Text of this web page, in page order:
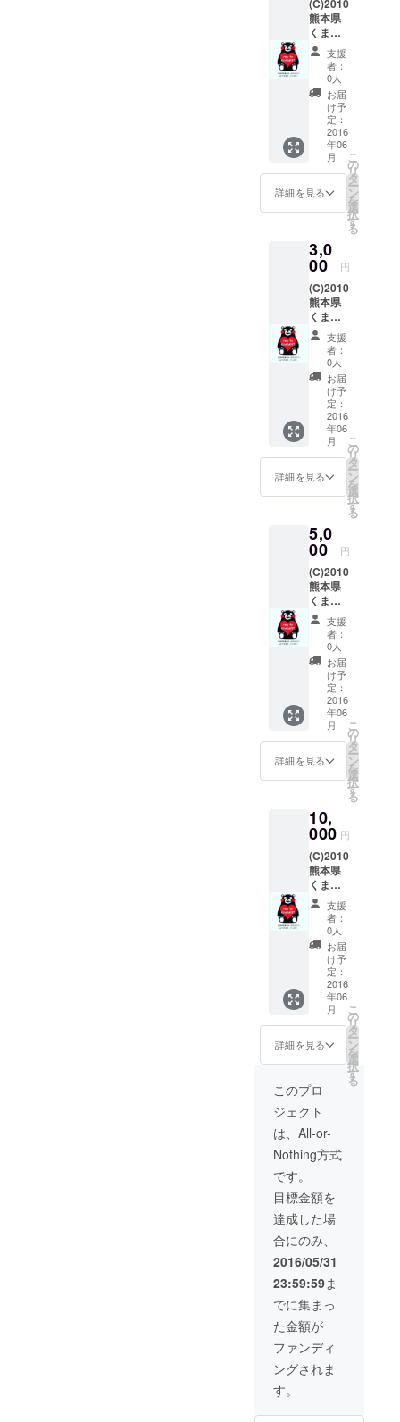
(C)2010
熊本県
くまモ
ン#熊本
支援支援
者：
0人
お届
け予
定：
2016
年06
月
詳細を見る
こ
の
リ
タ
ー
ン
を
選
択
す
る
3,0
00 円
(C)2010
熊本県
くまモ
ン#熊本
支援支援
者：
0人
お届
け予
定：
2016
年06
月
詳細を見る
こ
の
リ
タ
ー
ン
を
選
択
す
る
5,0
00 円
(C)2010
熊本県
くまモ
ン#熊本
支援支援
者：
0人
お届
け予
定：
2016
年06
月
詳細を見る
こ
の
リ
タ
ー
ン
を
選
択
す
る
10,
000 円
(C)2010
熊本県
くまモ
ン#熊本
支援支援
者：
0人
お届
け予
定：
2016
年06
月
詳細を見る
こ
の
リ
タ
ー
ン
を
選
択
す
る
このプロ
ジェクト
は、All-or-
Nothing方式
です。
目標金額を
達成した場
合にのみ、
2016/05/31
23:59:59ま
でに集まっ
た金額が
ファンディ
ングされま
す。